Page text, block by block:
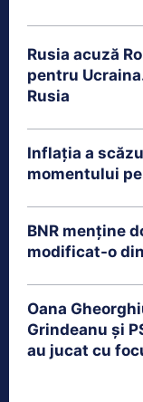
Rusia acuză
pentru
Rusia
Inflația a
momentului
BNR menține
modificat-o
Oana
Grindeanu și
au jucat cu